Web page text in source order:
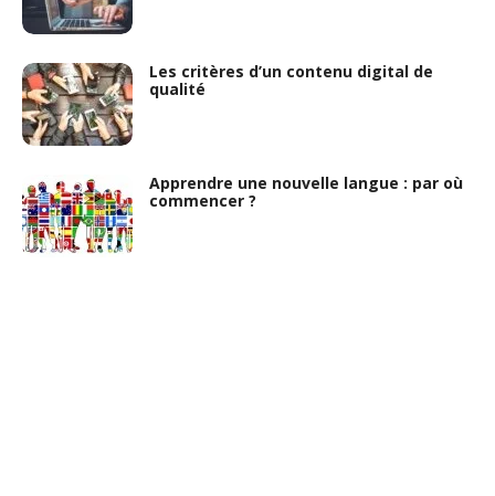
Les critères d’un contenu digital de
qualité
Apprendre une nouvelle langue : par où
commencer ?